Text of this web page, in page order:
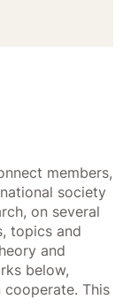
members,
society
on several
topics and
and
below,
This